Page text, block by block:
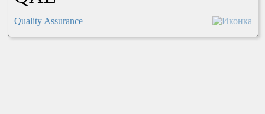
Quality Assurance